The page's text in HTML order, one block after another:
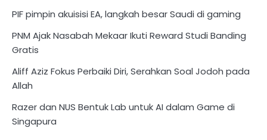
PIF pimpin akuisisi EA, langkah besar Saudi di gaming
PNM Ajak Nasabah Mekaar Ikuti Reward Studi Banding
Gratis
Aliff Aziz Fokus Perbaiki Diri, Serahkan Soal Jodoh pada
Allah
Razer dan NUS Bentuk Lab untuk AI dalam Game di
Singapura